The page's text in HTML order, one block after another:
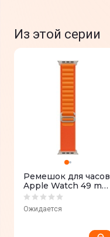
Из этой серии
Ремешок для часов
Apple Watch 49 mm
(Orange) Alpine
Loop - Small
MQDY3ZM/A
Ожидается